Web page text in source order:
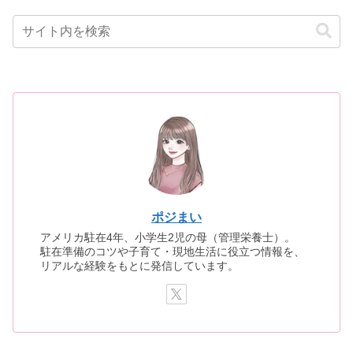
ポジまい
アメリカ駐在4年、小学生2児の母（管理栄養士）。
駐在準備のコツや子育て・現地生活に役立つ情報を、
リアルな経験をもとに発信しています。